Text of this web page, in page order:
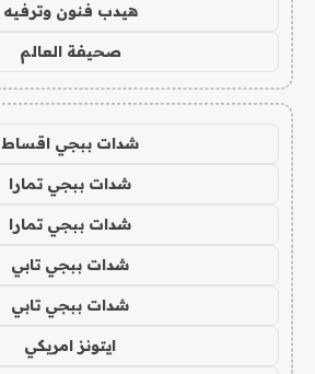
هيدب فنون وترفيه
صحيفة العالم
شدات ببجي اقساط
شدات ببجي تمارا
شدات ببجي تمارا
شدات ببجي تابي
شدات ببجي تابي
ايتونز امريكي